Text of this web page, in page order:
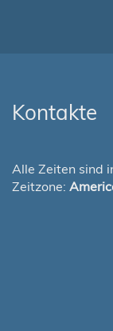
Kontakte
Alle Zeiten sind
Zeitzone: